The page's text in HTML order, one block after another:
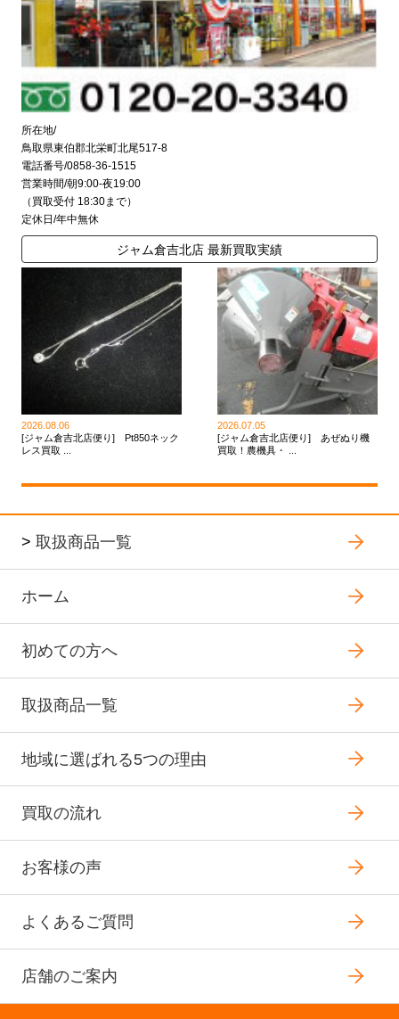
所在地/
鳥取県東伯郡北栄町北尾517-8
電話番号/0858-36-1515
営業時間/朝9:00-夜19:00
（買取受付 18:30まで）
定休日/年中無休
ジャム倉吉北店 最新買取実績
2026.08.06
[ジャム倉吉北店便り] Pt850ネック
レス買取 ...
2026.07.05
[ジャム倉吉北店便り] あぜぬり機
買取！農機具・ ...
> 取扱商品一覧
ホーム
初めての方へ
取扱商品一覧
地域に選ばれる5つの理由
買取の流れ
お客様の声
よくあるご質問
店舗のご案内